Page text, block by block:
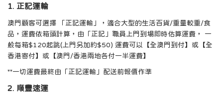
1. 正記運輸
澳門顧客可選擇 「正記運輸」，適合大型的生活百貨/重量較重/食
品，運費依箱頭計算，由「正記」職員上門到場即時估算運費， 一
般每箱$120起跳(上門另加約$50) 運費可以【全澳門到付】或【全
香港寄付】或【澳門/香港兩地各付一半運費】
**一切運費最終由「正記運輸」配送前報價作準
2. 順豐速運